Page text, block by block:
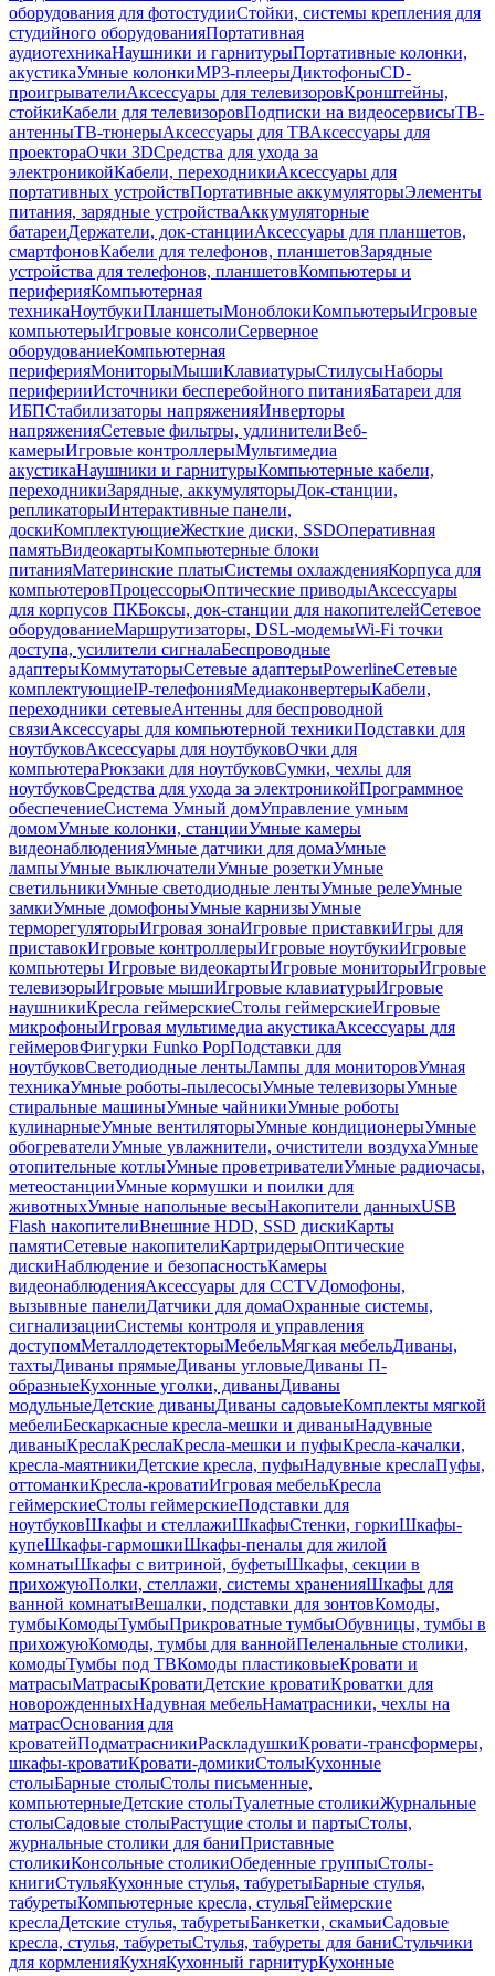
оборудования для фотостудииСтойки, системы крепления для
студийного оборудованияПортативная
аудиотехникаНаушники и гарнитурыПортативные колонки,
акустикаУмные колонкиMP3-плеерыДиктофоныCD-
проигрывателиАксессуары для телевизоровКронштейны,
стойкиКабели для телевизоровПодписки на видеосервисыТВ-
антенныТВ-тюнерыАксессуары для ТВАксессуары для
проектораОчки 3DСредства для ухода за
электроникойКабели, переходникиАксессуары для
портативных устройствПортативные аккумуляторыЭлементы
питания, зарядные устройстваАккумуляторные
батареиДержатели, док-станцииАксессуары для планшетов,
смартфоновКабели для телефонов, планшетовЗарядные
устройства для телефонов, планшетовКомпьютеры и
периферияКомпьютерная
техникаНоутбукиПланшетыМоноблокиКомпьютерыИгровые
компьютерыИгровые консолиСерверное
оборудованиеКомпьютерная
периферияМониторыМышиКлавиатурыСтилусыНаборы
периферииИсточники бесперебойного питанияБатареи для
ИБПСтабилизаторы напряженияИнверторы
напряженияСетевые фильтры, удлинителиВеб-
камерыИгровые контроллерыМультимедиа
акустикаНаушники и гарнитурыКомпьютерные кабели,
переходникиЗарядные, аккумуляторыДок-станции,
репликаторыИнтерактивные панели,
доскиКомплектующиеЖесткие диски, SSDОперативная
памятьВидеокартыКомпьютерные блоки
питанияМатеринские платыСистемы охлажденияКорпуса для
компьютеровПроцессорыОптические приводыАксессуары
для корпусов ПКБоксы, док-станции для накопителейСетевое
оборудованиеМаршрутизаторы, DSL-модемыWi-Fi точки
доступа, усилители сигналаБеспроводные
адаптерыКоммутаторыСетевые адаптерыPowerlineСетевые
комплектующиеIP-телефонияМедиаконвертерыКабели,
переходники сетевыеАнтенны для беспроводной
связиАксессуары для компьютерной техникиПодставки для
ноутбуковАксессуары для ноутбуковОчки для
компьютераРюкзаки для ноутбуковСумки, чехлы для
ноутбуковСредства для ухода за электроникойПрограммное
обеспечениеСистема Умный домУправление умным
домомУмные колонки, станцииУмные камеры
видеонаблюденияУмные датчики для домаУмные
лампыУмные выключателиУмные розеткиУмные
светильникиУмные светодиодные лентыУмные релеУмные
замкиУмные домофоныУмные карнизыУмные
терморегуляторыИгровая зонаИгровые приставкиИгры для
приставокИгровые контроллерыИгровые ноутбукиИгровые
компьютеры Игровые видеокартыИгровые мониторыИгровые
телевизорыИгровые мышиИгровые клавиатурыИгровые
наушникиКресла геймерскиеСтолы геймерскиеИгровые
микрофоныИгровая мультимедиа акустикаАксессуары для
геймеровФигурки Funko PopПодставки для
ноутбуковСветодиодные лентыЛампы для мониторовУмная
техникаУмные роботы-пылесосыУмные телевизорыУмные
стиральные машиныУмные чайникиУмные роботы
кулинарныеУмные вентиляторыУмные кондиционерыУмные
обогревателиУмные увлажнители, очистители воздухаУмные
отопительные котлыУмные проветривателиУмные радиочасы,
метеостанцииУмные кормушки и поилки для
животныхУмные напольные весыНакопители данныхUSB
Flash накопителиВнешние HDD, SSD дискиКарты
памятиСетевые накопителиКартридерыОптические
дискиНаблюдение и безопасностьКамеры
видеонаблюденияАксессуары для CCTVДомофоны,
вызывные панелиДатчики для домаОхранные системы,
сигнализацииСистемы контроля и управления
доступомМеталлодетекторыМебельМягкая мебельДиваны,
тахтыДиваны прямыеДиваны угловыеДиваны П-
образныеКухонные уголки, диваныДиваны
модульныеДетские диваныДиваны садовыеКомплекты мягкой
мебелиБескаркасные кресла-мешки и диваныНадувные
диваныКреслаКреслаКресла-мешки и пуфыКресла-качалки,
кресла-маятникиДетские кресла, пуфыНадувные креслаПуфы,
оттоманкиКресла-кроватиИгровая мебельКресла
геймерскиеСтолы геймерскиеПодставки для
ноутбуковШкафы и стеллажиШкафыСтенки, горкиШкафы-
купеШкафы-гармошкиШкафы-пеналы для жилой
комнатыШкафы с витриной, буфетыШкафы, секции в
прихожуюПолки, стеллажи, системы храненияШкафы для
ванной комнатыВешалки, подставки для зонтовКомоды,
тумбыКомодыТумбыПрикроватные тумбыОбувницы, тумбы в
прихожуюКомоды, тумбы для ваннойПеленальные столики,
комодыТумбы под ТВКомоды пластиковыеКровати и
матрасыМатрасыКроватиДетские кроватиКроватки для
новорожденныхНадувная мебельНаматрасники, чехлы на
матрасОснования для
кроватейПодматрасникиРаскладушкиКровати-трансформеры,
шкафы-кроватиКровати-домикиСтолыКухонные
столыБарные столыСтолы письменные,
компьютерныеДетские столыТуалетные столикиЖурнальные
столыСадовые столыРастущие столы и партыСтолы,
журнальные столики для баниПриставные
столикиКонсольные столикиОбеденные группыСтолы-
книгиСтульяКухонные стулья, табуретыБарные стулья,
табуретыКомпьютерные кресла, стульяГеймерские
креслаДетские стулья, табуретыБанкетки, скамьиСадовые
кресла, стулья, табуретыСтулья, табуреты для баниСтульчики
для кормленияКухняКухонный гарнитурКухонные